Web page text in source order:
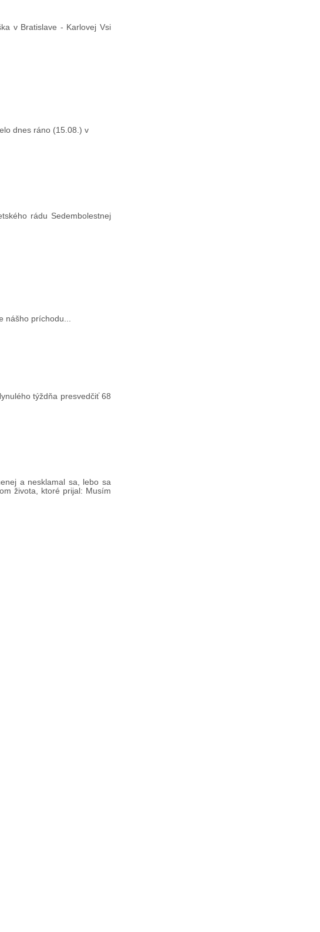
v Bratislave - Karlovej Vsi
dnes ráno (15.08.) v
rádu Sedembolestnej
nášho príchodu...
týždňa presvedčiť 68
a nesklamal sa, lebo sa
života, ktoré prijal: Musím